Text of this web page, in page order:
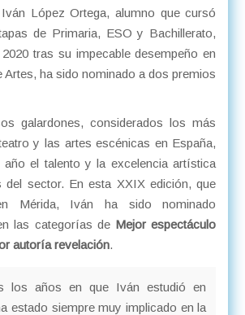
López Ortega, alumno que cursó
de Primaria, ESO y Bachillerato,
tras su impecable desempeño en
Artes, ha sido nominado a dos premios
galardones, considerados los más
y las artes escénicas en España,
año el talento y la excelencia artística
del sector. En esta XXIX edición, que
Mérida, Iván ha sido nominado
las categorías de Mejor espectáculo
autoría revelación.
los años en que Iván estudió en
estado siempre muy implicado en la